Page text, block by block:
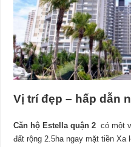
Vị trí đẹp – hấp dẫn
Căn hộ Estella quận 2có một
đất rộng 2.5ha ngay mặt tiền Xa